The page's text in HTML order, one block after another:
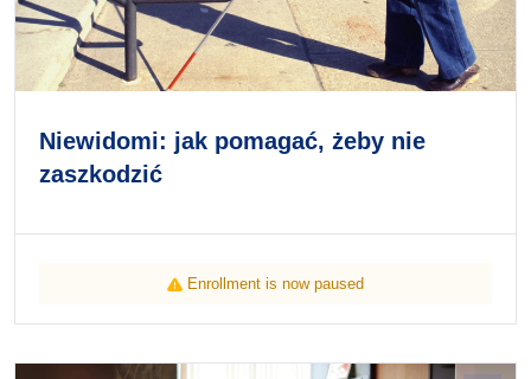
Niewidomi: jak pomagać, żeby nie
zaszkodzić
Enrollment is now paused